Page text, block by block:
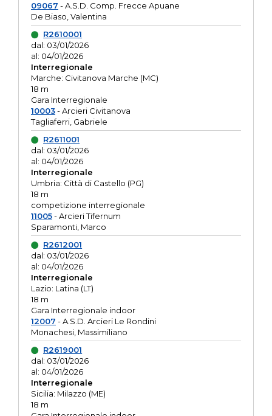
09067 - A.S.D. Comp. Frecce Apuane
De Biaso, Valentina
R2610001
dal: 03/01/2026
al: 04/01/2026
Interregionale
Marche: Civitanova Marche (MC)
18 m
Gara Interregionale
10003- Arcieri Civitanova
Tagliaferri, Gabriele
R2611001
dal: 03/01/2026
al: 04/01/2026
Interregionale
Umbria: Città di Castello (PG)
18 m
competizione interregionale
11005- Arcieri Tifernum
Sparamonti, Marco
R2612001
dal: 03/01/2026
al: 04/01/2026
Interregionale
Lazio: Latina (LT)
18 m
Gara Interregionale indoor
12007 - A.S.D. Arcieri Le Rondini
Monachesi, Massimiliano
R2619001
dal: 03/01/2026
al: 04/01/2026
Interregionale
Sicilia: Milazzo (ME)
18 m